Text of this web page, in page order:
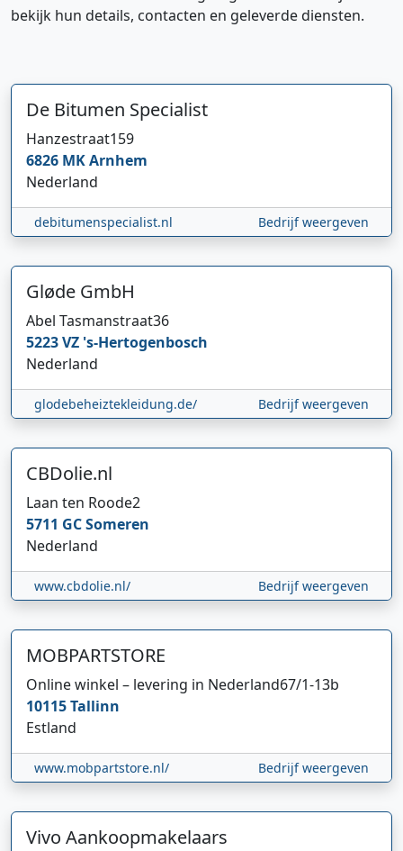
bekijk hun details, contacten en geleverde diensten.
De Bitumen Specialist
Hanzestraat159
6826 MKArnhem
Nederland
debitumenspecialist.nl Bedrijf weergeven
Gløde GmbH
Abel Tasmanstraat36
5223 VZ 's-Hertogenbosch
Nederland
glodebeheiztekleidung.de/ Bedrijf weergeven
CBDolie.nl
Laan ten Roode2
5711 GCSomeren
Nederland
www.cbdolie.nl/ Bedrijf weergeven
MOBPARTSTORE
Online winkel – levering in Nederland67/1-13b
10115Tallinn
Estland
www.mobpartstore.nl/ Bedrijf weergeven
Vivo Aankoopmakelaars